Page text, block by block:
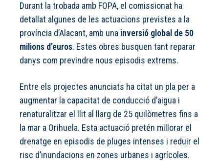
Durant la trobada amb FOPA, el comissionat ha
detallat algunes de les actuacions previstes a la
província d’Alacant, amb una inversió global de 50
milions d’euros. Estes obres busquen tant reparar
danys com previndre nous episodis extrems.
Entre els projectes anunciats ha citat un pla per a
augmentar la capacitat de conducció d’aigua i
renaturalitzar el llit al llarg de 25 quilòmetres fins a
la mar a Orihuela. Esta actuació pretén millorar el
drenatge en episodis de pluges intenses i reduir el
risc d’inundacions en zones urbanes i agrícoles.